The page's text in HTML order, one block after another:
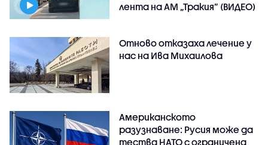
лента на АМ „Тракия” (ВИДЕО)
Отново отказаха лечение у
нас на Ива Михаилова
Американското
разузнаване: Русия може да
тества НАТО с ограничена